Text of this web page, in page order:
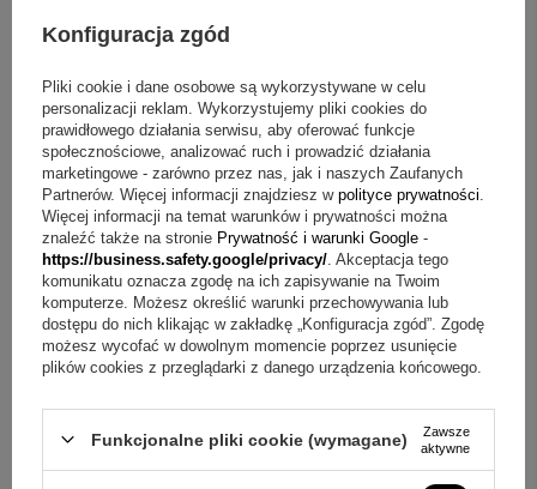
Zdjęcie na szkle na krysztale na Chrzest
– sublimacja indywidualna
49,00 zł
MOJE KONTO
INFORMACJE
Konfiguracja zgód
Pliki cookie i dane osobowe są wykorzystywane w celu
personalizacji reklam. Wykorzystujemy pliki cookies do
prawidłowego działania serwisu, aby oferować funkcje
społecznościowe, analizować ruch i prowadzić działania
marketingowe - zarówno przez nas, jak i naszych Zaufanych
Partnerów. Więcej informacji znajdziesz w polityce prywatności
Więcej informacji na temat warunków i prywatności można
znaleźć także na stronie Prywatność i warunki Google -
https://business.safety.google/privacy/ . Akceptacja tego
komunikatu oznacza zgodę na ich zapisywanie na Twoim
komputerze. Możesz określić warunki przechowywania lub
dostępu do nich klikając w zakładkę „Konfiguracja zgód”. Zgodę
możesz wycofać w dowolnym momencie poprzez usunięcie
plików cookies z przeglądarki z danego urządzenia końcowego.
Funkcjonalne pliki cookie (wymagane)
Zawsze
aktywne